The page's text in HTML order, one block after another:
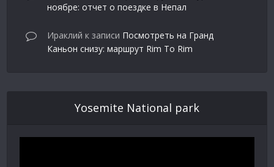
ноябре: отчет о поездке в Непал
Ираклий к записи Посмотреть на Гранд
Каньон снизу: маршрут Rim To Rim
Yosemite National park